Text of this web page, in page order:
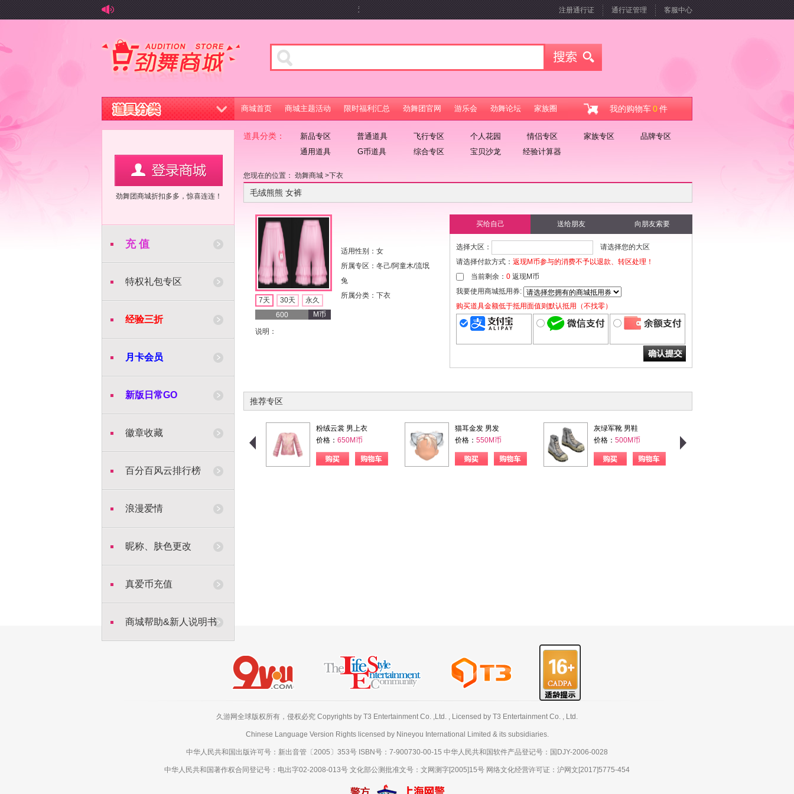
速戳ruhui.9you.com畅享游乐会百元礼包及游戏特权 注册通行证 通行证管理 客服中心
商城首页 商城主题活动 限时福利汇总 劲舞团官网 游乐会 劲舞论坛 家族圈 我的购物车0件
劲舞团商城折扣多多，惊喜连连！
充 值
特权礼包专区
经验三折
月卡会员
新版日常GO
徽章收藏
百分百风云排行榜
浪漫爱情
昵称、肤色更改
真爱币充值
商城帮助&新人说明书
道具分类： 新品专区 普通道具 飞行专区 个人花园 情侣专区 家族专区
品牌专区
通用道具
G币道具 综合专区 宝贝沙龙 经验计算器
您现在的位置： 劲舞商城 >下衣
毛绒熊熊 女裤
7天 30天
永久
M币
600
适用性别：女
所属专区：冬己/阿童木/流氓
兔
所属分类：下衣
说明：
买给自己 送给朋友 向朋友索要
选择大区：
请选择您的大区
请选择付款方式： 返现M币参与的消费不予以退款、转区处理！
当前剩余： 0 返现M币
我要使用商城抵用券:
购买道具金额低于抵用面值则默认抵用（不找零）
推荐专区
粉绒云裳 男上衣
价格： 650M币
猫耳金发 男发
价格： 550M币
灰绿军靴 男鞋
价格： 500M币
购物车 购物车 购物车
久游网全球版权所有，侵权必究 Copyrights by T3 Entertainment Co. ,Ltd. , Licensed by T3 Entertainment Co. , Ltd.
Chinese Language Version Rights licensed by Nineyou International Limited & its subsidiaries.
中华人民共和国出版许可号：新出音管〔2005〕353号 ISBN号：7-900730-00-15 中华人民共和国软件产品登记号：国DJY-2006-0028
中华人民共和国著作权合同登记号：电出字02-2008-013号 文化部公测批准文号：文网测字[2005]15号 网络文化经营许可证：沪网文[2017]5775-454